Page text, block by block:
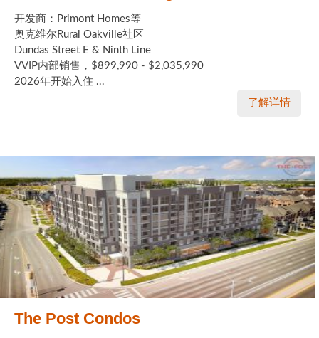
开发商：Primont Homes等
奥克维尔Rural Oakville社区
Dundas Street E & Ninth Line
VVIP内部销售，$899,990 - $2,035,990
2026年开始入住 ...
了解详情
The Post Condos